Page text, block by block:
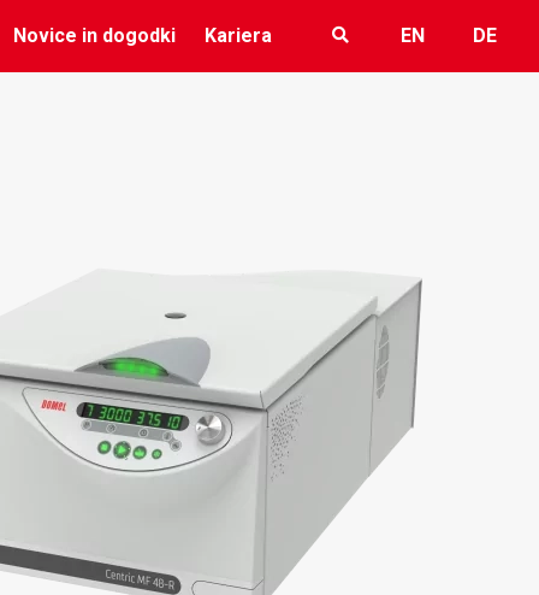
Novice in dogodki Kariera EN DE